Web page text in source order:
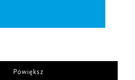
Powiększ